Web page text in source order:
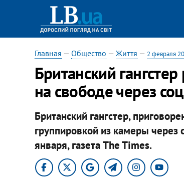
Главная — Общество — Життя — 2 февраля
Британский
на свободе через
Британский гангстер,
группировкой из камеры через
января, газета The Times.